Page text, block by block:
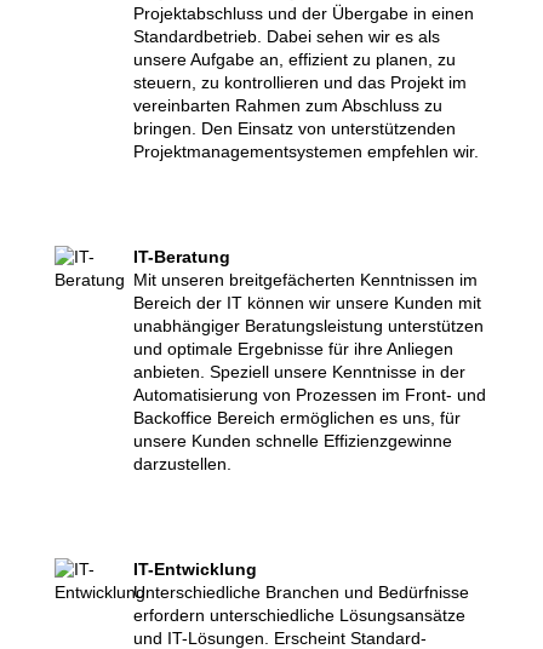
Projektabschluss und der Übergabe in einen
Standardbetrieb. Dabei sehen wir es als
unsere Aufgabe an, effizient zu planen, zu
steuern, zu kontrollieren und das Projekt im
vereinbarten Rahmen zum Abschluss zu
bringen. Den Einsatz von unterstützenden
Projektmanagementsystemen empfehlen wir.
IT-Beratung
Mit unseren breitgefächerten Kenntnissen im
Bereich der IT können wir unsere Kunden mit
unabhängiger Beratungsleistung unterstützen
und optimale Ergebnisse für ihre Anliegen
anbieten. Speziell unsere Kenntnisse in der
Automatisierung von Prozessen im Front- und
Backoffice Bereich ermöglichen es uns, für
unsere Kunden schnelle Effizienzgewinne
darzustellen.
IT-Entwicklung
Unterschiedliche Branchen und Bedürfnisse
erfordern unterschiedliche Lösungsansätze
und IT-Lösungen. Erscheint Standard-